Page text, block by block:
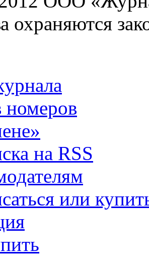
охраняются
на RSS
или